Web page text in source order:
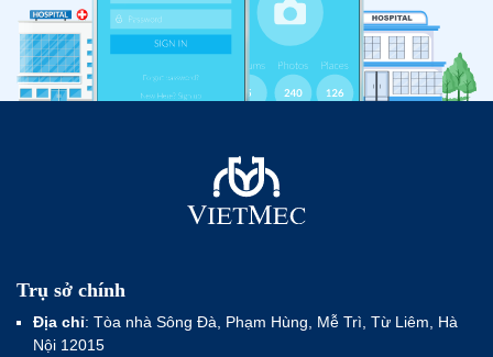
Trụ sở chính
Địa chỉ: Tòa nhà Sông Đà, Phạm Hùng, Mễ Trì, Từ Liêm, Hà
Nội 12015